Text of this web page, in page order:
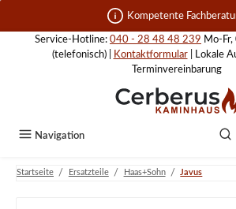
Zum Hauptinhalt springen Kompetente
Service-Hotline: 040 - 28 48 48 239 Mo-
(telefonisch) |
Kontaktformular| Lokale
Terminvereinbarung
Navigation
Startseite / Ersatzteile / Haas+Sohn / Javus